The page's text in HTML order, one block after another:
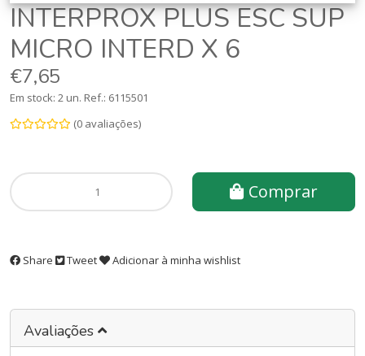
INTERPROX PLUS ESC SUP
MICRO INTERD X 6
€7,65
Em stock: 2 un. Ref.: 6115501
(0 avaliações)
Comprar
Share Tweet Adicionar à minha wishlist
Avaliações